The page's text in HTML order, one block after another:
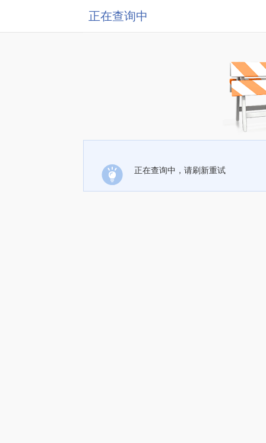
正在查询中
正在查询中，请刷新重试